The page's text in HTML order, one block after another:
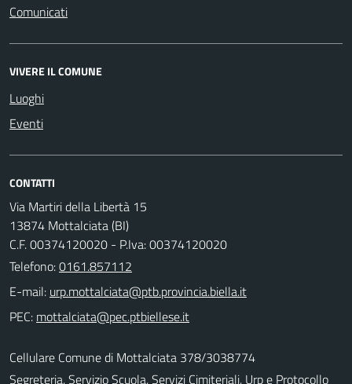
Comunicati
VIVERE IL COMUNE
Luoghi
Eventi
CONTATTI
Via Martiri della Libertà 15
13874 Mottalciata (BI)
C.F. 00374120020 - P.Iva: 00374120020
Telefono:0161.857112
E-mail:
PEC:
Cellulare Comune di Mottalciata 378/3038774
Segreteria, Servizio Scuola, Servizi Cimiteriali, Urp e Protocollo